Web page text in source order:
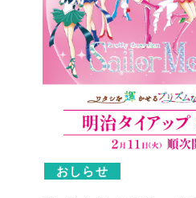
おしらせ